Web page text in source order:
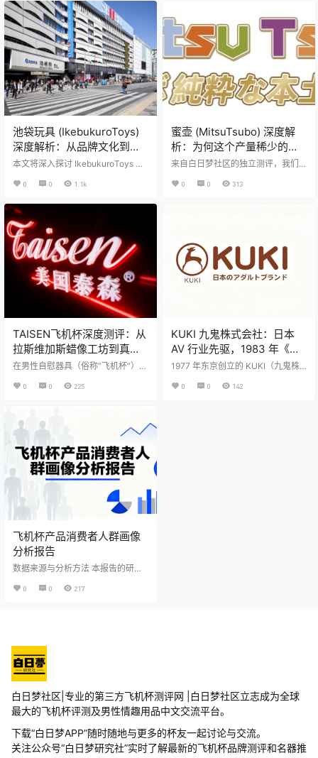
告。
产品时提供客观、全面的参考。报
告将详细测评包括萌え乳、乳の妖
精、蜜乳姬、极生乳在内的胸部产
品，以及JK学姐、JK学妹两款飞机
杯，并结合市场数据与材料科学，
探讨Aivrobta在2025年成人用品市
场中的真实定位与价值。
池袋玩具 (IkebukuroToys)
深度解析：从品牌文化到产
品矩阵的专业测评
本文将深入探讨 IkebukuroToys 的
为身份标识，并揭示其标志性猫头
时，我们将选取其产品线中具有代
表性的两款产品——高刺激度的“教
员调教”与中等刺激度的“邻人御
姐”，通过对其物理参数、材质特
性、特别是内部通道结构的精细解
构，为不同需求的用户群体提供一
份详尽的选购指南。
0 0 1.1k
蜜壶 (MitsuTsubo) 深度解
析：为何这个产量稀少的日
本飞机杯品牌，被誉为“毕业
来自白日梦社区的独立测评，我们
用飞机杯产品线，为你揭开蜜壶高
0 0 313
TAISEN飞机杯深度测评：从
拉斯维加斯蜡像工坊到真人
倒模TOP 1品牌的真实探索
在男性自慰器具（俗称“飞机杯”）领
关键词演进：真实感。从最初简单
趋近于真人的高端仿真模型，这场
“真实感”的竞赛从未停歇。在这条赛
道上，美国TAISEN是一个无法绕开
的名字。它以“真人倒模”技术闻名，
并凭借其独特的品牌渊源和材质科
技，在高端飞机杯市场中占据了重
0 0 225
KUKI 九鬼株式会社：日本
AV 行业先驱，1983 年《消
し忘れビデオ》爆火的幕后
1977 年东京创立的 KUKI（九鬼株
1983 年转型 AV 推出《消し忘れビ
0 0 142
飞机杯产品消费者人群画像
分析报告
数据来源与分析方法 本报告的研究
台数据及行业大盘数据，其权威性
另一方面，大盘数据覆盖全行业交
易样本，具备广泛的行业代表性，
为人群画像分析提供了宏观视角的
支撑。 在分析方法的选择上，本研
究采用描述性统计与用户分群模型
相结合的方式，构建多维度分析体
系…
0 0 217
白日梦社区|专业的第三方飞机杯测评网 |白日梦社区立志成为全球
最大的飞机杯评测及男性情趣用品中文交流平台。
下载“白日梦APP”随时随地与更多的杯友一起讨论与交流。
关注公众号“白日梦研究社”实时了解最新的飞机杯品牌测评和名器推